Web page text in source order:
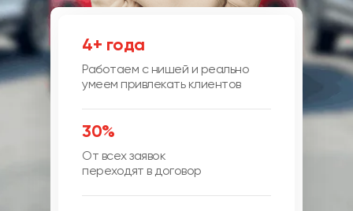
Работаем с нишей и реально
умеем привлекать клиентов
4+ года
От всех заявок
переходят в договор
30%